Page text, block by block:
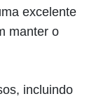
excelente
manter o
incluindo